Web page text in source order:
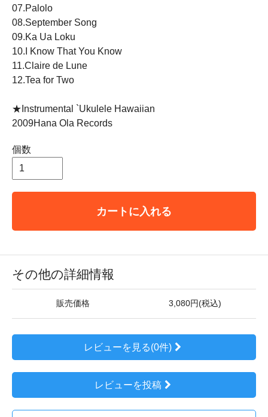
07.Palolo
08.September Song
09.Ka Ua Loku
10.I Know That You Know
11.Claire de Lune
12.Tea for Two
★Instrumental `Ukulele Hawaiian
2009Hana Ola Records
個数
カートに入れる
その他の詳細情報
販売価格 3,080円(税込)
レビューを見る(0件)
レビューを投稿